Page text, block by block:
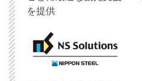
を提供